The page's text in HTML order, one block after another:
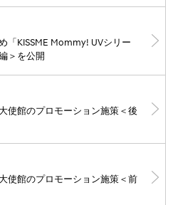
「KISSME Mommy! UVシリー
＞を公開
使館のプロモーション施策＜後
使館のプロモーション施策＜前